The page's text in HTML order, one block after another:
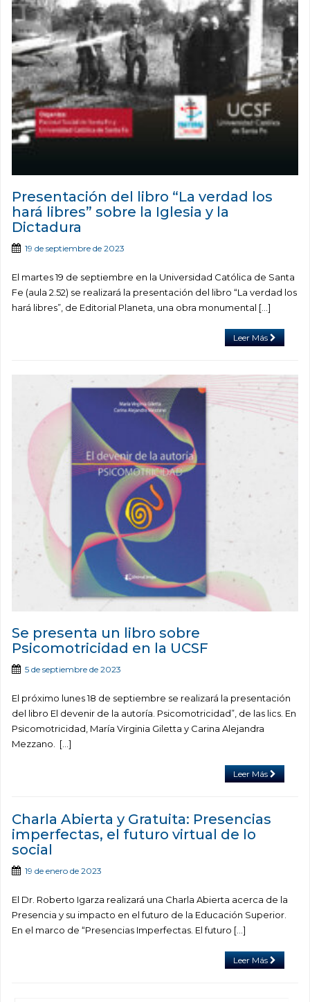
Presentación del libro “La verdad los
hará libres” sobre la Iglesia y la
Dictadura
19 de septiembre de 2023
El martes 19 de septiembre en la Universidad Católica de Santa
Fe (aula 2.52) se realizará la presentación del libro “La verdad los
hará libres”, de Editorial Planeta, una obra monumental […]
Leer Más
Se presenta un libro sobre
Psicomotricidad en la UCSF
5 de septiembre de 2023
El próximo lunes 18 de septiembre se realizará la presentación
del libro El devenir de la autoría. Psicomotricidad”, de las lics. En
Psicomotricidad, María Virginia Giletta y Carina Alejandra
Mezzano. […]
Leer Más
Charla Abierta y Gratuita: Presencias
imperfectas, el futuro virtual de lo
social
19 de enero de 2023
El Dr. Roberto Igarza realizará una Charla Abierta acerca de la
Presencia y su impacto en el futuro de la Educación Superior.
En el marco de “Presencias Imperfectas. El futuro […]
Leer Más